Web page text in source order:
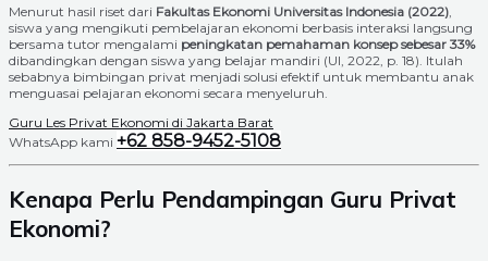
Menurut hasil riset dari Fakultas Ekonomi Universitas Indonesia (2022)
siswa yang mengikuti pembelajaran ekonomi berbasis interaksi langsung
bersama tutor mengalami peningkatan pemahaman konsep sebesar 33%
dibandingkan dengan siswa yang belajar mandiri (UI, 2022, p. 18). Itulah
sebabnya bimbingan privat menjadi solusi efektif untuk membantu anak
menguasai pelajaran ekonomi secara menyeluruh.
Guru Les Privat Ekonomi di Jakarta Barat
WhatsApp kami +62 858-9452-5108
Kenapa Perlu Pendampingan Guru Privat
Ekonomi?